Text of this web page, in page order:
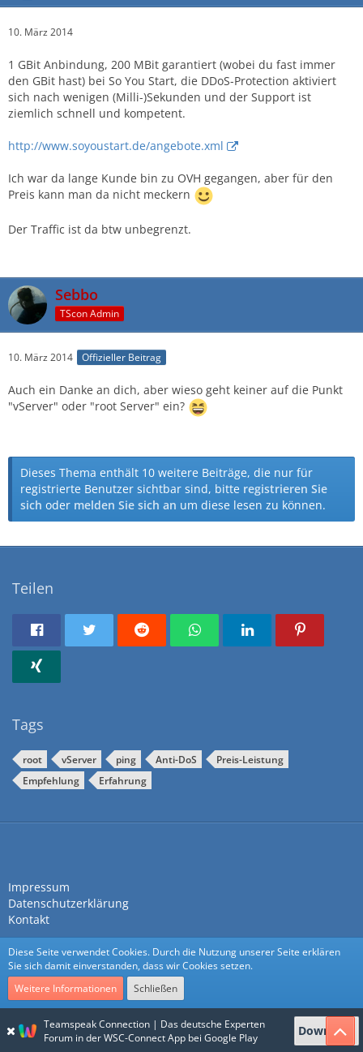
10. März 2014
1 GBit Anbindung, 200 MBit garantiert (wobei du fast immer
den GBit hast) bei So You Start, die DDoS-Protection aktiviert
sich nach wenigen (Milli-)Sekunden und der Support ist
ziemlich schnell und kompetent.
http://www.soyoustart.de/angebote.xml
Ich war da lange Kunde bin zu OVH gegangen, aber für den
Preis kann man da nicht meckern
Der Traffic ist da btw unbegrenzt.
Sebbo
TScon Admin
10. März 2014 Offizieller Beitrag
Auch ein Danke an dich, aber wieso geht keiner auf die Punkt
"vServer" oder "root Server" ein?
Dieses Thema enthält 10 weitere Beiträge, die nur für
registrierte Benutzer sichtbar sind, bitte registrieren Sie
sich oder melden Sie sich an um diese lesen zu können.
Teilen
Tags
root vServer ping Anti-DoS
Preis-Leistung
Empfehlung
Erfahrung
Impressum
Datenschutzerklärung
Kontakt
Community-Software:WoltLab Suite™
Stil:Nexusvoncls-design
Teamspeak Connection | Das deutsche Experten
Forum in der WSC-Connect App bei Google Play
Download
Diese Seite verwendet Cookies. Durch die Nutzung unserer Seite erklären
Sie sich damit einverstanden, dass wir Cookies setzen.
Weitere Informationen
Schließen